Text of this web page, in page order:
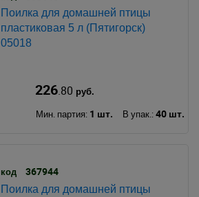
Поилка для домашней птицы
пластиковая 5 л (Пятигорск)
05018
226.80 руб.
Мин. партия: 1 шт. В упак.: 40 шт.
код 367944
Поилка для домашней птицы